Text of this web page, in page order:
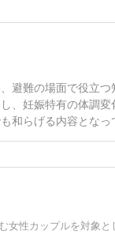
避難の場面で役立
、妊娠特有の体調
和らげる内容となっ